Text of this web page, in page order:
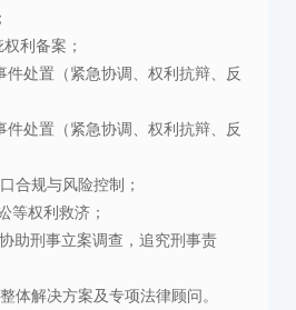
利备案；
件处置（紧急协调、权利抗辩、反
件处置（紧急协调、权利抗辩、反
合规与风险控制；
等权利救济；
助刑事立案调查，追究刑事责
体解决方案及专项法律顾问。